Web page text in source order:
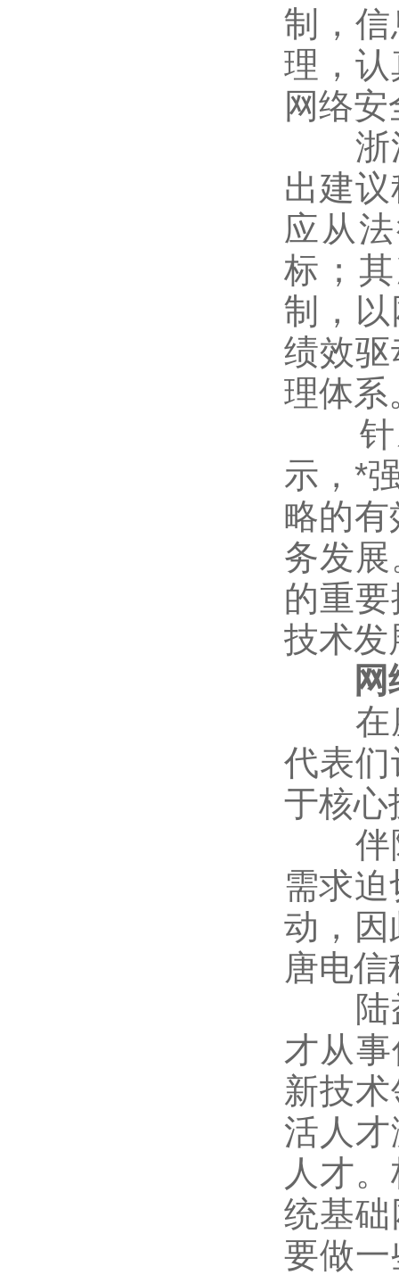
制，
理，
网络安
浙江
出建
应从
标；
制，
绩效
理体系
针对
示，*
略的有
务发
的重
技术发
网络
在座
代表
于核心
伴随
需求
动，因
唐电
陆益
才从
新技
活人
人才
统基
要做